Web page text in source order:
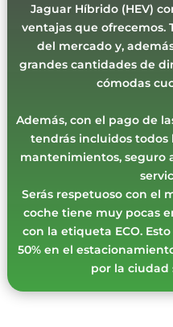
Jaguar Híbrido (HEV)
ventajas que ofrecemos.
del mercado y,
grandes cantidades de
cómodas
Además, con el pago de
tendrás incluidos todos
mantenimientos, seguro
Serás respetuoso con el
coche tiene muy pocas
con la etiqueta ECO.
50% en el
por la ciudad